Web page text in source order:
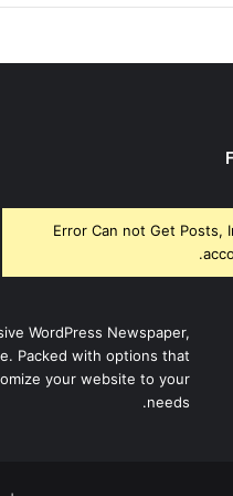
Error Can not Get Posts,
WordPress Newspaper,
Packed with options that
your website to your
needs.